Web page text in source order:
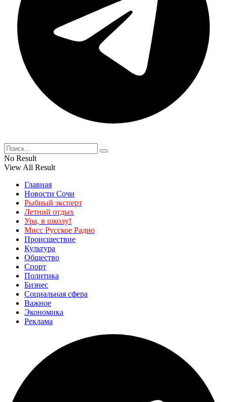
No Result
View All Result
Главная
Новости Сочи
Рыбный эксперт
Летний отдых
Ура, в школу!
Мисс Русское Радио
Происшествие
Культура
Общество
Спорт
Политика
Бизнес
Социальная сфера
Важное
Экономика
Реклама